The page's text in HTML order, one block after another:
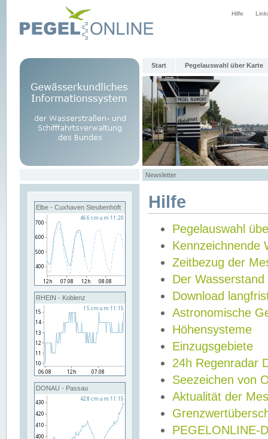
Hilfe
Start Pegelauswahl über Karte
Newsletter
Elbe - Cuxhaven Steubenhöft
RHEIN - Koblenz
DONAU - Passau
Hilfe
Pegelauswahl
Kennzeichnende
Zeitbezug der
Der Wasserstand
Download
Astronomische
Höhensysteme
Einzugsgebiete
24h Regenradar
Seezeichen von
Aktualität der
PEGELONLINE-